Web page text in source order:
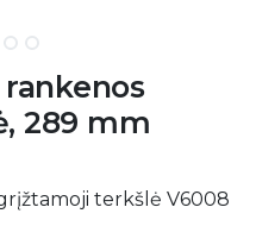
289 mm
terkšlė V6008